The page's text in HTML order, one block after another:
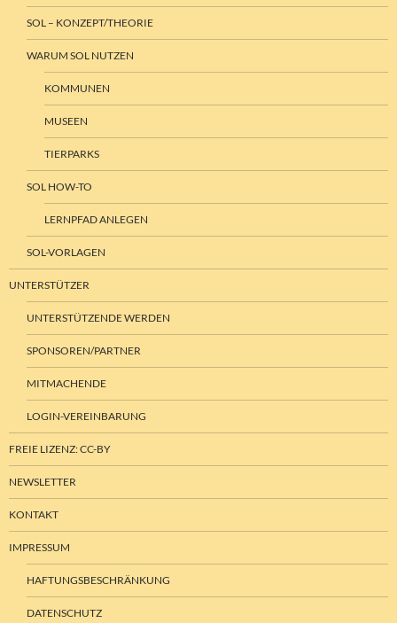
SOL – KONZEPT/THEORIE
WARUM SOL NUTZEN
KOMMUNEN
MUSEEN
TIERPARKS
SOL HOW-TO
LERNPFAD ANLEGEN
SOL-VORLAGEN
UNTERSTÜTZER
UNTERSTÜTZENDE WERDEN
SPONSOREN/PARTNER
MITMACHENDE
LOGIN-VEREINBARUNG
FREIE LIZENZ: CC-BY
NEWSLETTER
KONTAKT
IMPRESSUM
HAFTUNGSBESCHRÄNKUNG
DATENSCHUTZ